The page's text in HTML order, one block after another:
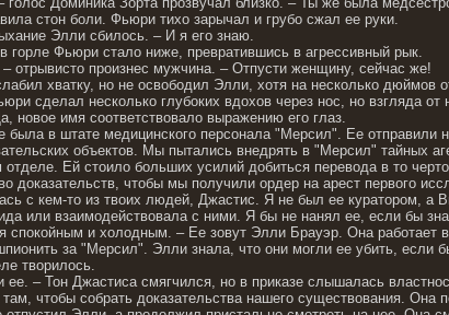
стон боли. Фьюри тихо зарычал и грубо сжал ее руки.
Элли сбилось. – И я его знаю.
горле Фьюри стало ниже, превратившись в агрессивный рык.
отрывисто произнес мужчина. – Отпусти женщину, сейчас же!
хватку, но не освободил Элли, хотя на несколько
сделал несколько глубоких вдохов через нос, но взгляда от
новое имя соответствовало выражению его глаз.
была в штате медицинского персонала "Мерсил". Ее отправили
объектов. Мы пытались внедрять в "Мерсил" тайных
Ей стоило больших усилий добиться перевода в то
доказательств, чтобы мы получили ордер на арест первого
с кем-то из твоих людей, Джастис. Я не был ее куратором, а
или взаимодействовала с ними. Я бы не нанял ее, если бы
спокойным и холодным. – Ее зовут Элли Брауэр. Она
за "Мерсил". Элли знала, что они могли ее убить, если
творилось.
ее. – Тон Джастиса смягчился, но в приказе слышалась
там, чтобы собрать доказательства нашего существования. Она